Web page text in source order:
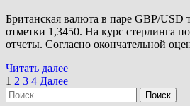
Британская валюта в паре GBP/USD
отметки 1,3450. На курс стерлинга
отчеты. Согласно окончательной
Читать далееПрочитать
больше
Пагинация
записей
1 2 3 4 Далее
Найти: